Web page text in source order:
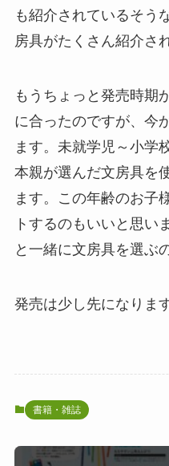
も紹介されているそう
房具がたくさん紹介さ
もうちょっと発売時期
に合ったのですが、今
ます。未就学児～小学
本親が選んだ文房具を
ます。この年齢のお子
トするのもいいと思い
と一緒に文房具を選ぶ
発売は少し先になりま
書籍・雑誌